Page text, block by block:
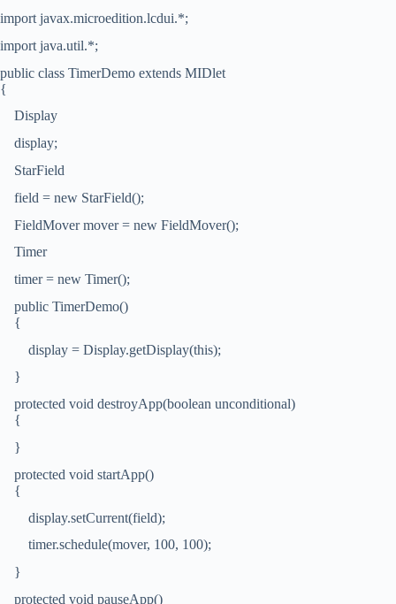
import javax.microedition.lcdui.*;
import java.util.*;
public class TimerDemo extends MIDlet
{
Display
display;
StarField
field = new StarField();
FieldMover mover = new FieldMover();
Timer
timer = new Timer();
public TimerDemo()
{
display = Display.getDisplay(this);
}
protected void destroyApp(boolean unconditional)
{
}
protected void startApp()
{
display.setCurrent(field);
timer.schedule(mover, 100, 100);
}
protected void pauseApp()